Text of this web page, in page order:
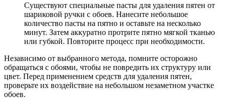
Существуют специальные пасты для удаления пятен от
шариковой ручки с обоев. Нанесите небольшое
количество пасты на пятно и оставьте на несколько
минут. Затем аккуратно протрите пятно мягкой тканью
или губкой. Повторите процесс при необходимости.
Независимо от выбранного метода, помните осторожно
обращаться с обоями, чтобы не повредить их структуру или
цвет. Перед применением средств для удаления пятен,
проверьте их воздействие на небольшом незаметном участке
обоев.